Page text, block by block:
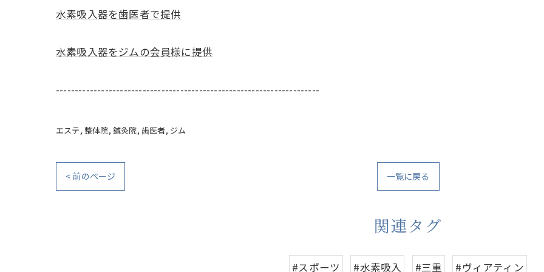
水素吸入器を歯医者で提供
水素吸入器をジムの会員様に提供
----------------------------------------------------------------------
エステ 整体院 鍼灸院 歯医者 ジム
< 前のページ 一覧に戻る
関連タグ
#スポーツ #水素吸入 #三重 #ヴィアティン